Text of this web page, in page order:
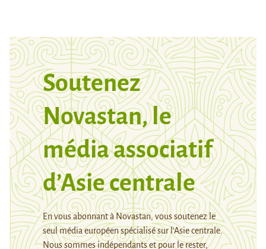
Soutenez
Novastan, le
média associatif
d’Asie centrale
En vous abonnant à Novastan, vous soutenez le
seul média européen spécialisé sur l’Asie centrale.
Nous sommes indépendants et pour le rester,